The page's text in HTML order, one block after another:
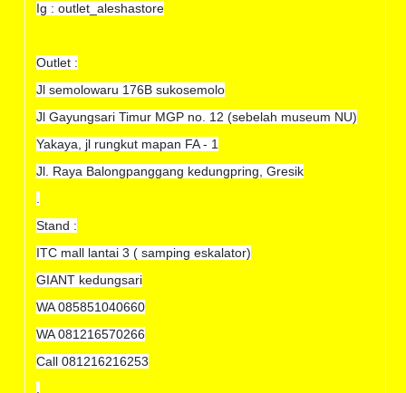
Ig : outlet_aleshastore
Outlet :
Jl semolowaru 176B sukosemolo
Jl Gayungsari Timur MGP no. 12 (sebelah museum NU)
Yakaya, jl rungkut mapan FA - 1
Jl. Raya Balongpanggang kedungpring, Gresik
Stand :
ITC mall lantai 3 ( samping eskalator)
GIANT kedungsari
WA 085851040660
WA 081216570266
Call 081216216253